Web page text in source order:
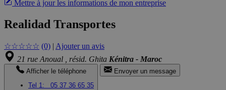
Mettre à jour les informations de mon entreprise
Realidad Transportes
☆☆☆☆☆ (0) | Ajouter un avis
21 rue Anoual , résid. Ghita Kénitra - Maroc
Afficher le téléphone
Tel 1:
05 37 36 65 35
Envoyer un message